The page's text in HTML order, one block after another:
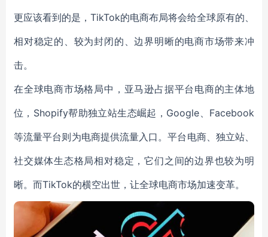
更应该看到的是，TikTok的电商布局将会给全球原有的、
相对稳定的、较为封闭的、边界明晰的电商市场带来冲
击。
在全球电商市场格局中，亚马逊占据平台电商的主体地
位，Shopify帮助独立站生态崛起，Google、Facebook
等流量平台则为电商提供流量入口。平台电商、独立站、
社交媒体生态格局相对稳定，它们之间的边界也较为明
晰。而TikTok的横空出世，让全球电商市场加速变革。